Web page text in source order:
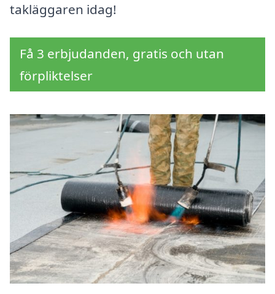
takläggaren idag!
Få 3 erbjudanden, gratis och utan
förpliktelser